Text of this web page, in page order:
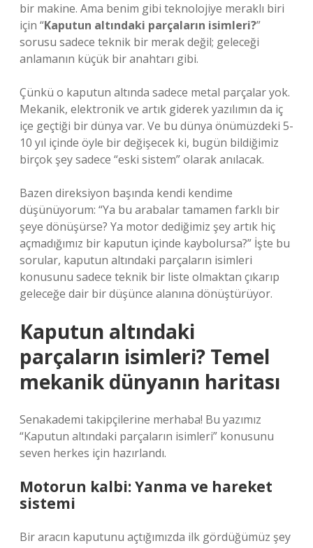
bir makine. Ama benim gibi teknolojiye meraklı biri
için “Kaputun altındaki parçaların isimleri?”
sorusu sadece teknik bir merak değil; geleceği
anlamanın küçük bir anahtarı gibi.
Çünkü o kaputun altında sadece metal parçalar yok.
Mekanik, elektronik ve artık giderek yazılımın da iç
içe geçtiği bir dünya var. Ve bu dünya önümüzdeki 5-
10 yıl içinde öyle bir değişecek ki, bugün bildiğimiz
birçok şey sadece “eski sistem” olarak anılacak.
Bazen direksiyon başında kendi kendime
düşünüyorum: “Ya bu arabalar tamamen farklı bir
şeye dönüşürse? Ya motor dediğimiz şey artık hiç
açmadığımız bir kaputun içinde kaybolursa?” İşte bu
sorular, kaputun altındaki parçaların isimleri
konusunu sadece teknik bir liste olmaktan çıkarıp
geleceğe dair bir düşünce alanına dönüştürüyor.
Kaputun altındaki
parçaların isimleri? Temel
mekanik dünyanın haritası
Senakademi takipçilerine merhaba! Bu yazımız
“Kaputun altındaki parçaların isimleri” konusunu
seven herkes için hazırlandı.
Motorun kalbi: Yanma ve hareket
sistemi
Bir aracın kaputunu açtığımızda ilk gördüğümüz şey